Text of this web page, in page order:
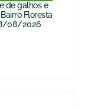
de galhos e
Floresta
08/2026